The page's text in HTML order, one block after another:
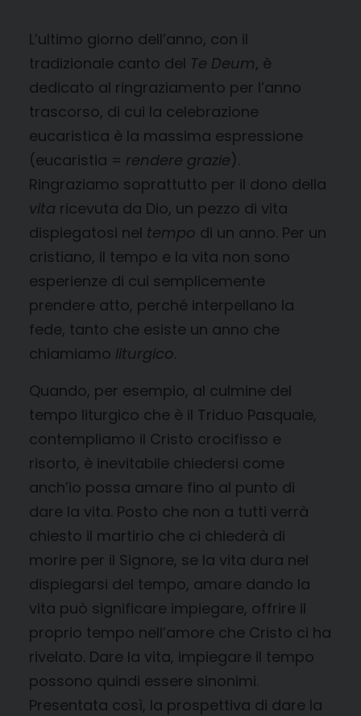
L’ultimo giorno dell’anno, con il
tradizionale canto del Te Deum, è
dedicato al ringraziamento per l’anno
trascorso, di cui la celebrazione
eucaristica è la massima espressione
(eucaristia = rendere grazie).
Ringraziamo soprattutto per il dono della
vita ricevuta da Dio, un pezzo di vita
dispiegatosi nel tempo di un anno. Per un
cristiano, il tempo e la vita non sono
esperienze di cui semplicemente
prendere atto, perché interpellano la
fede, tanto che esiste un anno che
chiamiamo liturgico.
Quando, per esempio, al culmine del
tempo liturgico che è il Triduo Pasquale,
contempliamo il Cristo crocifisso e
risorto, è inevitabile chiedersi come
anch’io possa amare fino al punto di
dare la vita. Posto che non a tutti verrà
chiesto il martirio che ci chiederà di
morire per il Signore, se la vita dura nel
dispiegarsi del tempo, amare dando la
vita può significare impiegare, offrire il
proprio tempo nell’amore che Cristo ci ha
rivelato. Dare la vita, impiegare il tempo
possono quindi essere sinonimi.
Presentata così, la prospettiva di dare la